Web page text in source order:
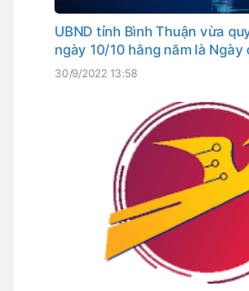
UBND tỉnh Bình Thuận vừa
ngày 10/10 hằng năm là Ngày
tỉnh. Đây cũng là ngày Thủ
30/9/2022 13:58